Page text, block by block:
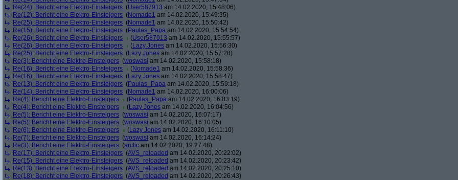
Re(24): Bericht eine Elektro-Einsteigers (User587913 am 14.02.2020, 15:48:06)
Re(12): Bericht eine Elektro-Einsteigers (Nomade1 am 14.02.2020, 15:49:35)
Re(25): Bericht eine Elektro-Einsteigers (Nomade1 am 14.02.2020, 15:50:42)
Re(15): Bericht eine Elektro-Einsteigers (Paulas_Papa am 14.02.2020, 15:54:54)
Re(26): Bericht eine Elektro-Einsteigers
(User587913 am 14.02.2020, 15:55:57)
Re(26): Bericht eine Elektro-Einsteigers
(Lazy Jones am 14.02.2020, 15:56:30)
Re(25): Bericht eine Elektro-Einsteigers (Lazy Jones am 14.02.2020, 15:57:28)
Re(3): Bericht eine Elektro-Einsteigers (woswasi am 14.02.2020, 15:58:18)
Re(16): Bericht eine Elektro-Einsteigers
(Nomade1 am 14.02.2020, 15:58:36)
Re(16): Bericht eine Elektro-Einsteigers (Lazy Jones am 14.02.2020, 15:58:47)
Re(13): Bericht eine Elektro-Einsteigers (Paulas_Papa am 14.02.2020, 15:59:18)
Re(14): Bericht eine Elektro-Einsteigers (Nomade1 am 14.02.2020, 16:00:06)
Re(4): Bericht eine Elektro-Einsteigers
(Paulas_Papa am 14.02.2020, 16:03:19)
Re(4): Bericht eine Elektro-Einsteigers
(Lazy Jones am 14.02.2020, 16:04:56)
Re(5): Bericht eine Elektro-Einsteigers (woswasi am 14.02.2020, 16:07:17)
Re(5): Bericht eine Elektro-Einsteigers (woswasi am 14.02.2020, 16:10:05)
Re(6): Bericht eine Elektro-Einsteigers
(Lazy Jones am 14.02.2020, 16:11:10)
Re(7): Bericht eine Elektro-Einsteigers (woswasi am 14.02.2020, 16:14:24)
Re(3): Bericht eine Elektro-Einsteigers (arctic am 14.02.2020, 19:27:48)
Re(17): Bericht eine Elektro-Einsteigers (AVS_reloaded am 14.02.2020, 20:22:02)
Re(15): Bericht eine Elektro-Einsteigers (AVS_reloaded am 14.02.2020, 20:23:42)
Re(13): Bericht eine Elektro-Einsteigers (AVS_reloaded am 14.02.2020, 20:25:10)
Re(18): Bericht eine Elektro-Einsteigers (AVS_reloaded am 14.02.2020, 20:26:43)